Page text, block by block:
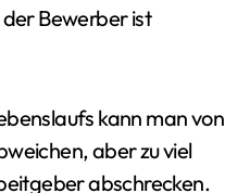
Bewerber ist
kann man von
aber zu viel
abschrecken.